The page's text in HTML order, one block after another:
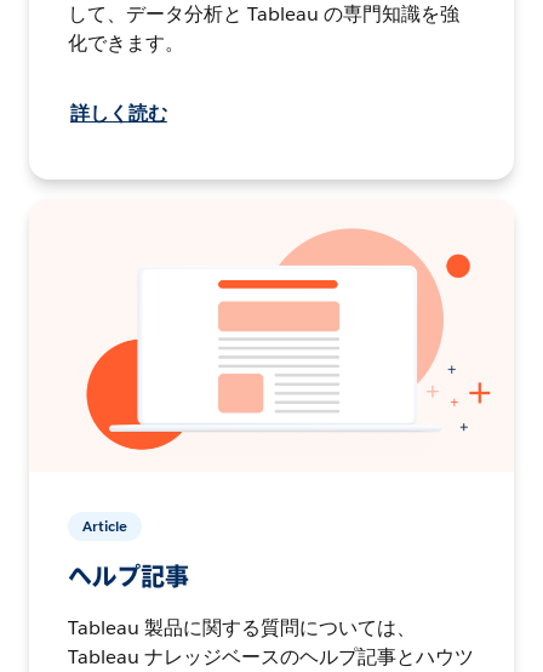
して、データ分析と Tableau の専門知識を強
化できます。
詳しく読む
Article
ヘルプ記事
Tableau 製品に関する質問については、
Tableau ナレッジベースのヘルプ記事とハウツ